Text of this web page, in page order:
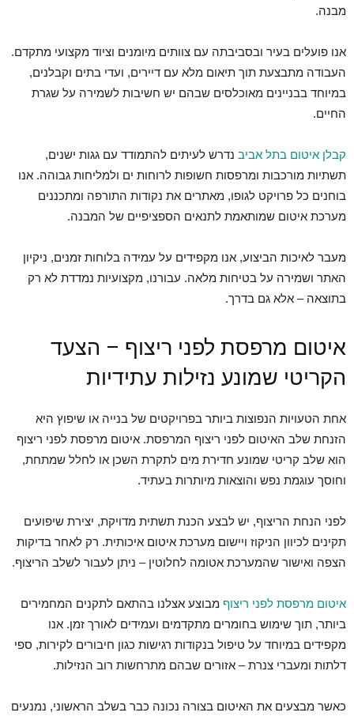
מבנה.
אנו פועלים בעיר ובסביבתה עם צוותים מיומנים וציוד מקצועי מתקדם.
העבודה מתבצעת תוך תיאום מלא עם דיירים, ועדי בתים וקבלנים,
במיוחד בבניינים מאוכלסים שבהם יש חשיבות לשמירה על שגרת
החיים.
קבלן איטום בתל אביב נדרש לעיתים להתמודד עם גגות ישנים,
תשתיות מורכבות ומרפסות חשופות לרוחות ים ולמליחות גבוהה. אנו
בוחנים כל פרויקט לגופו, מאתרים את נקודות התורפה ומתכננים
מערכת איטום שמותאמת לתנאים הספציפיים של המבנה.
מעבר לאיכות הביצוע, אנו מקפידים על עמידה בלוחות זמנים, ניקיון
האתר ושמירה על בטיחות מלאה. עבורנו, מקצועיות נמדדת לא רק
בתוצאה – אלא גם בדרך.
איטום מרפסת לפני ריצוף – הצעד
הקריטי שמונע נזילות עתידיות
אחת הטעויות הנפוצות ביותר בפרויקטים של בנייה או שיפוץ היא
הזנחת שלב האיטום לפני ריצוף המרפסת. איטום מרפסת לפני ריצוף
הוא שלב קריטי שמונע חדירת מים לתקרת השכן או לחלל שמתחת,
וחוסך עוגמת נפש והוצאות מיותרות בעתיד.
לפני הנחת הריצוף, יש לבצע הכנת תשתית מדויקת, יצירת שיפועים
תקינים לכיוון הניקוז ויישום מערכת איטום איכותית. רק לאחר בדיקות
הצפה ואישור שהמערכת אטומה לחלוטין – ניתן לעבור לשלב הריצוף.
איטום מרפסת לפני ריצוף מבוצע אצלנו בהתאם לתקנים המחמירים
ביותר, תוך שימוש בחומרים מתקדמים ועמידים לאורך זמן. אנו
מקפידים במיוחד על טיפול בנקודות רגישות כגון חיבורים לקירות, ספי
דלתות ומעברי צנרת – אזורים שבהם מתרחשות רוב הנזילות.
כאשר מבצעים את האיטום בצורה נכונה כבר בשלב הראשוני, נמנעים